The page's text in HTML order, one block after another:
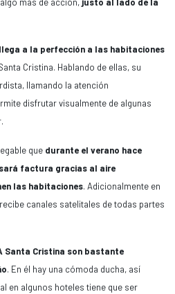
a la perfección a las habitaciones
Cristina. Hablando de ellas, su
llamando la atención
disfrutar visualmente de algunas
que durante el verano hace
factura gracias al aire
las habitaciones. Adicionalmente en
canales satelitales de todas partes
Santa Cristina son bastante
. En él hay una cómoda ducha, así
en algunos hoteles tiene que ser